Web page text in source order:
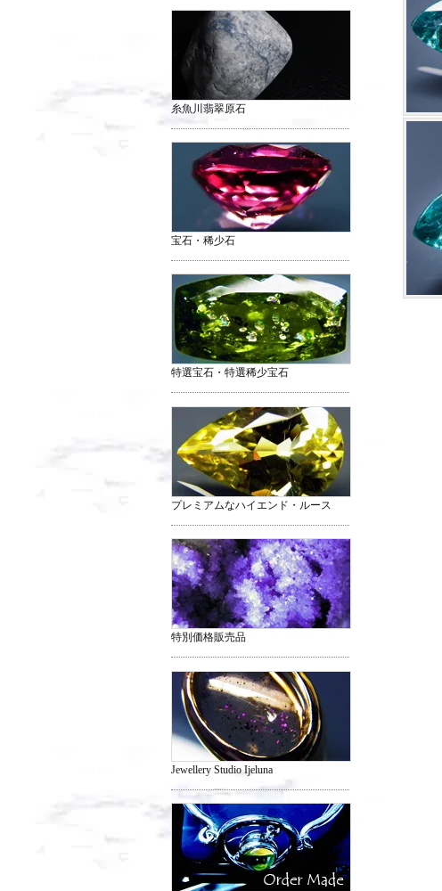
糸魚川翡翠原石
宝石・稀少石
特選宝石・特選稀少宝石
プレミアムなハイエンド・ルース
特別価格販売品
Jewellery Studio Ijeluna